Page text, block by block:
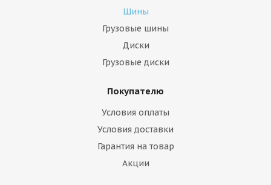
Шины
Грузовые шины
Диски
Грузовые диски
Покупателю
Условия оплаты
Условия доставки
Гарантия на товар
Акции